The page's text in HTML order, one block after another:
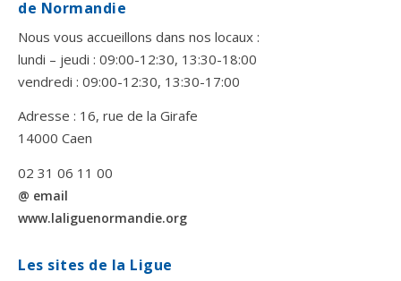
de Normandie
Nous vous accueillons dans nos locaux :
lundi – jeudi : 09:00-12:30, 13:30-18:00
vendredi : 09:00-12:30, 13:30-17:00
Adresse : 16, rue de la Girafe
14000 Caen
02 31 06 11 00
@ email
www.laliguenormandie.org
Les sites de la Ligue